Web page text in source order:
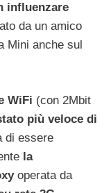
influenzare
da un amico
Mini anche sul
WiFi (con 2Mbit
più veloce di
di essere
la
operata da